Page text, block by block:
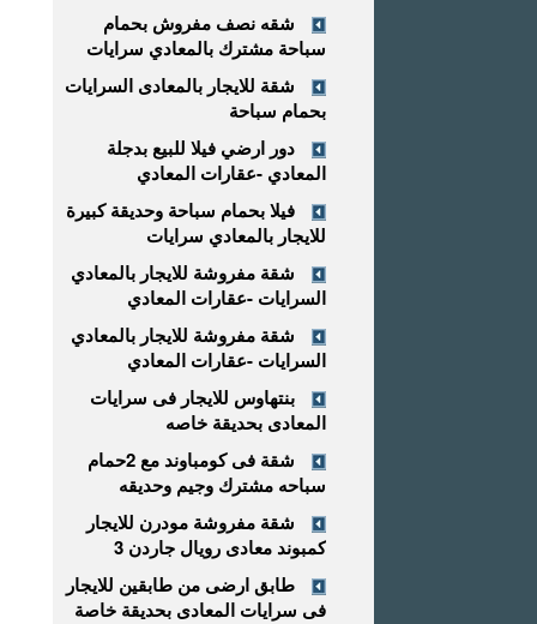
شقه نصف مفروش بحمام
سباحة مشترك بالمعادي سرايات
شقة للايجار بالمعادى السرايات
بحمام سباحة
دور ارضي فيلا للبيع بدجلة
المعادي -عقارات المعادي
فيلا بحمام سباحة وحديقة كبيرة
للايجار بالمعادي سرايات
شقة مفروشة للايجار بالمعادي
السرايات -عقارات المعادي
شقة مفروشة للايجار بالمعادي
السرايات -عقارات المعادي
بنتهاوس للايجار فى سرايات
المعادى بحديقة خاصه
شقة فى كومباوند مع 2حمام
سباحه مشترك وجيم وحديقه
شقة مفروشة مودرن للايجار
كمبوند معادى رويال جاردن 3
طابق ارضى من طابقين للايجار
فى سرايات المعادى بحديقة خاصة